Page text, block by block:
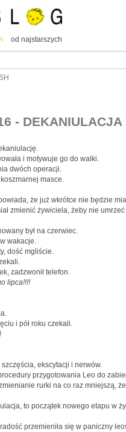
od najstarszych
- DEKANIULACJA
i motywuje go do walki.
dwóch operacji.
masce.
że już wkrótce nie będzie
zmienić żywiciela, żeby nie umrzeć
był na czerwiec.
wakacje.
dość mgliście.
zadzwonił telefon.
lipca!!!!
i pół roku czekali.
ekscytacji i nerwów.
przygotowania Leo do
rurki na co raz mniejszą,
to początek nowego etapu w
przemieniła się w paniczny